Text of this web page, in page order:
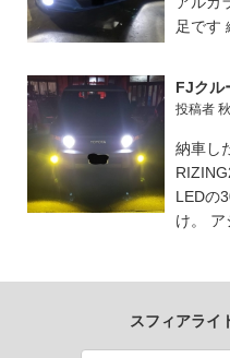
足です
FJクル
投稿者
納車し
LEDの
け。 ア
スフィアライ